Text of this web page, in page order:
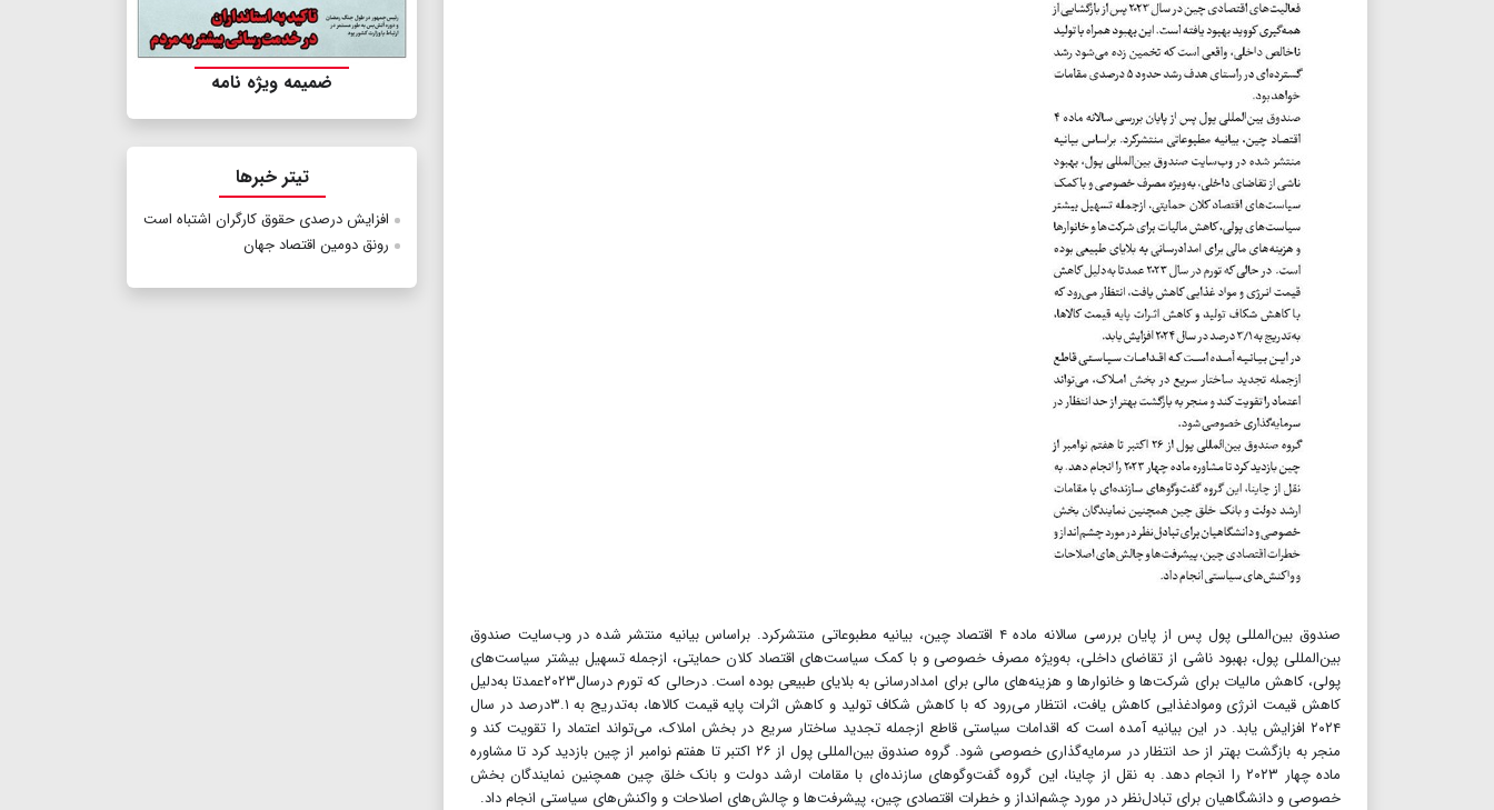
صندوق بین‌المللی پول پس از پایان بررسی سالانه ماده ۴ اقتصاد چین، بیانیه مطبوعاتی منتشرکرد. براساس بیانیه منتشر شده در وب‌سایت صندوق
بین‌المللی پول، بهبود ناشی از تقاضای داخلی، به‌ویژه مصرف خصوصی و با کمک سیاست‌های اقتصاد کلان حمایتی، ازجمله تسهیل بیشتر سیاست‌های
پولی، کاهش مالیات برای شرکت‌ها و خانوارها و هزینه‌های مالی برای امدادرسانی به بلایای طبیعی بوده است. درحالی که تورم درسال۲۰۲۳عمدتا به‌دلیل
کاهش قیمت انرژی وموادغذایی کاهش یافت، انتظار می‌رود که با کاهش شکاف تولید و کاهش اثرات پایه قیمت کالاها، به‌تدریج به ۳.۱درصد در سال
۲۰۲۴ افزایش یابد. در این بیانیه آمده است که اقدامات سیاستی قاطع ازجمله تجدید ساختار سریع در بخش املاک، می‌تواند اعتماد را تقویت کند و
منجر به بازگشت بهتر از حد انتظار در سرمایه‌گذاری خصوصی شود. گروه صندوق بین‌المللی پول از ۲۶ اکتبر تا هفتم نوامبر از چین بازدید کرد تا مشاوره
ماده چهار ۲۰۲۳ را انجام دهد. به نقل از چاینا، این گروه گفت‌وگوهای سازنده‌ای با مقامات ارشد دولت و بانک خلق چین همچنین نمایندگان بخش
خصوصی و دانشگاهیان برای تبادل‌نظر در مورد چشم‌انداز و خطرات اقتصادی چین، پیشرفت‌ها و چالش‌های اصلاحات و واکنش‌های سیاستی انجام داد.
ضمیمه ویژه نامه
تیتر خبرها
افزایش درصدی حقوق کارگران اشتباه است
رونق دومین اقتصاد جهان